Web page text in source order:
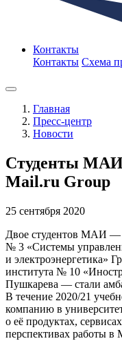
Контакты
Контакты Схема
Главная
Пресс-центр
Новости
Студенты МАИ
Mail.ru Group
25 сентября 2020
Двое студентов МАИ —
№ 3 «Системы
и электроэнергетика»
института № 10
Пушкарева — стали
В течение 2020/21
компанию в
о её продуктах,
перспективах работы в